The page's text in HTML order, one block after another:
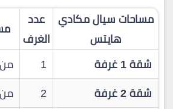
مساحات سيال مكادي
هايتس
عدد
الغرف
شقة 1 غرفة
1
من 8.5
شقة 2 غرفة
2
من 12